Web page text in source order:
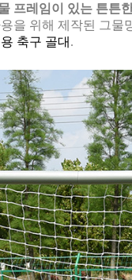
프레임이 있는 튼튼
을 위해 제작된 그
축구 골대 .